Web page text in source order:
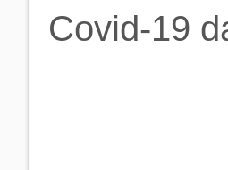
Covid-19